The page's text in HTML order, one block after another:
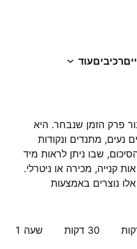
רכיביםעוד
פרק הזמן שנבחר. היא
נעים, מתנדים ונקודות
שבו ניתן לראות מיד
קנייה, מכירה או ניטרלי.
נוצרים באמצעות
30 דקות שעה ‎1‎